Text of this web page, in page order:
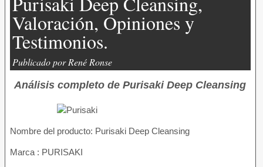
Valoración, Opiniones y
Testimonios.
Publicado por René Ronse
Análisis completo de Purisaki Deep Cleansing
Nombre del producto: Purisaki Deep Cleansing
Marca : PURISAKI